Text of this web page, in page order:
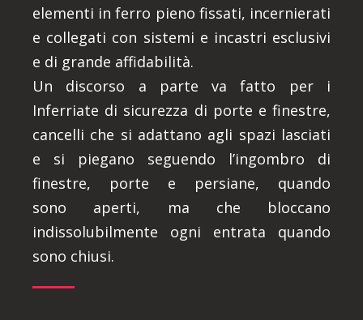
elementi in ferro pieno fissati, incernierati
e collegati con sistemi e incastri esclusivi
e di grande affidabilità.
Un discorso a parte va fatto per i
Inferriate di sicurezza di porte e finestre,
cancelli che si adattano agli spazi lasciati
e si piegano seguendo l’ingombro di
finestre, porte e persiane, quando
sono aperti, ma che bloccano
indissolubilmente ogni entrata quando
sono chiusi.